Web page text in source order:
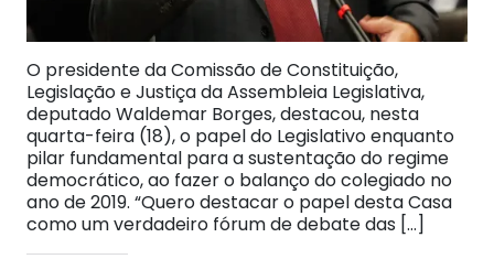
O presidente da Comissão de Constituição,
Legislação e Justiça da Assembleia Legislativa,
deputado Waldemar Borges, destacou, nesta
quarta-feira (18), o papel do Legislativo enquanto
pilar fundamental para a sustentação do regime
democrático, ao fazer o balanço do colegiado no
ano de 2019. “Quero destacar o papel desta Casa
como um verdadeiro fórum de debate das […]